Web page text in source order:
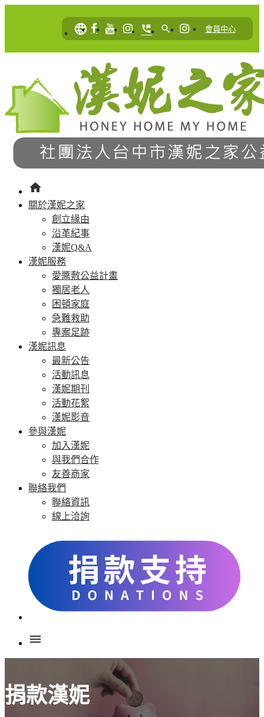
language perm_phone_msg search | 會員中心
home
關於漢妮之家
創立緣由
沿革紀事
漢妮Q&A
漢妮服務
愛醬敷公益計畫
獨居老人
困頓家庭
急難救助
專案足跡
漢妮訊息
最新公告
活動訊息
漢妮期刊
活動花絮
漢妮影音
參與漢妮
加入漢妮
與我們合作
友善商家
聯絡我們
聯絡資訊
線上洽詢
menu
捐款漢妮